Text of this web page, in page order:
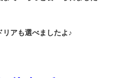
アも選べましたよ♪